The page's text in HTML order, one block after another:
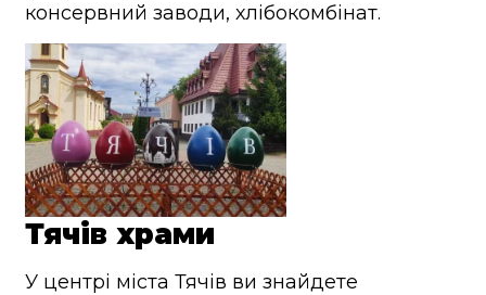
консервний заводи, хлібокомбінат.
Тячів храми
У центрі міста Тячів ви знайдете